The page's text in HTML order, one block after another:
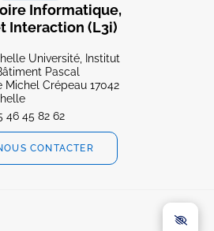
Informatique,
Interaction (L3i)
Université, Institut
Pascal
Michel Crépeau 17042
46 45 82 62
CONTACTER